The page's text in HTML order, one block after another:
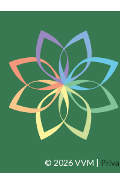
© 2026 VVM |